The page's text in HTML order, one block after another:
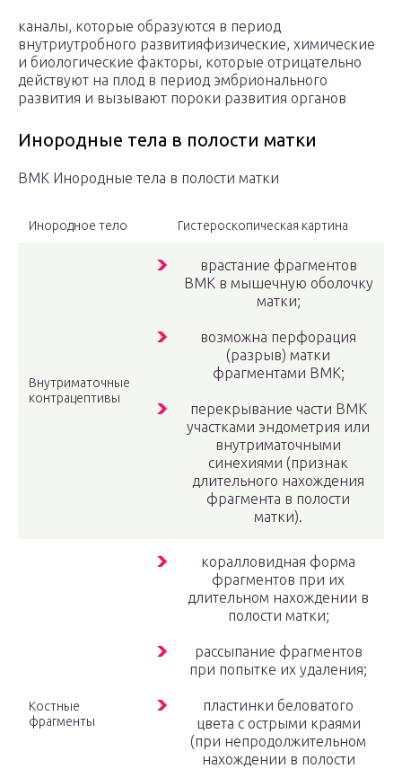
каналы, которые образуются в период
внутриутробного развитияфизические, химические
и биологические факторы, которые отрицательно
действуют на плод в период эмбрионального
развития и вызывают пороки развития органов
Инородные тела в полости матки
ВМК Инородные тела в полости матки
Инородное тело Гистероскопическая картина
Внутриматочные
контрацептивы
врастание фрагментов
ВМК в мышечную оболочку
матки;
возможна перфорация
(разрыв) матки
фрагментами ВМК;
перекрывание части ВМК
участками эндометрия или
внутриматочными
синехиями (признак
длительного нахождения
фрагмента в полости
матки).
Костные
фрагменты
коралловидная форма
фрагментов при их
длительном нахождении в
полости матки;
рассыпание фрагментов
при попытке их удаления;
пластинки беловатого
цвета с острыми краями
(при непродолжительном
нахождении в полости